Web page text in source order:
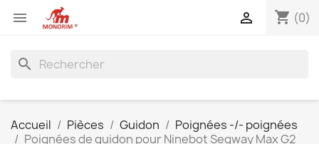
 shopping_cart (0)

search
Accueil Pièces Guidon
Poignées -/- poignées
Poignées de guidon pour Ninebot Segway Max G2